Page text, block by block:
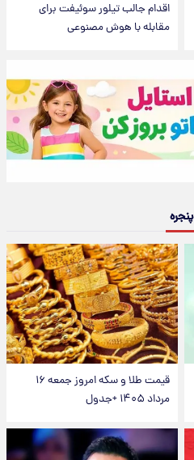
اقدام جالب تیلور سوئیفت برای
مقابله با هوش مصنوعی
پنجره
قیمت طلا و سکه امروز جمعه ۱۶
مرداد ۱۴۰۵ +جدول